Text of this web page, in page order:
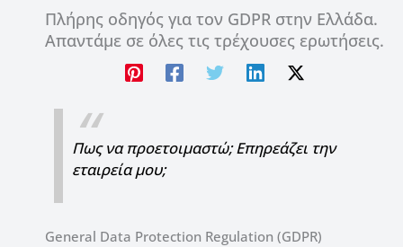
Πλήρης οδηγός για τον GDPR στην Ελλάδα.
Απαντάμε σε όλες τις τρέχουσες ερωτήσεις.
Πως να προετοιμαστώ; Επηρεάζει την
εταιρεία μου;
General Data Protection Regulation (GDPR)